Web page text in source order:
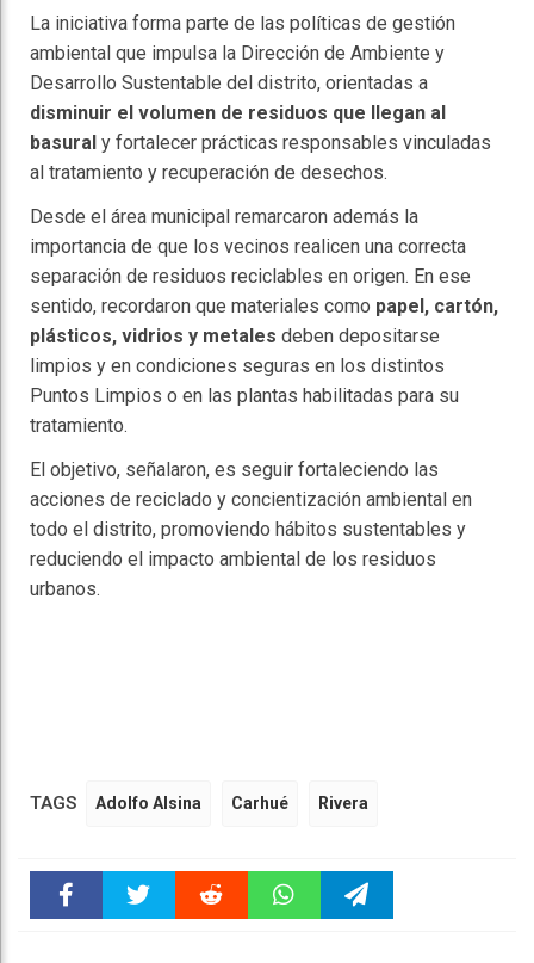
La iniciativa forma parte de las políticas de gestión
ambiental que impulsa la Dirección de Ambiente y
Desarrollo Sustentable del distrito, orientadas a
disminuir el volumen de residuos que llegan al
basural y fortalecer prácticas responsables vinculadas
al tratamiento y recuperación de desechos.
Desde el área municipal remarcaron además la
importancia de que los vecinos realicen una correcta
separación de residuos reciclables en origen. En ese
sentido, recordaron que materiales como papel, cartón,
plásticos, vidrios y metales deben depositarse
limpios y en condiciones seguras en los distintos
Puntos Limpios o en las plantas habilitadas para su
tratamiento.
El objetivo, señalaron, es seguir fortaleciendo las
acciones de reciclado y concientización ambiental en
todo el distrito, promoviendo hábitos sustentables y
reduciendo el impacto ambiental de los residuos
urbanos.
TAGS Adolfo Alsina Carhué Rivera